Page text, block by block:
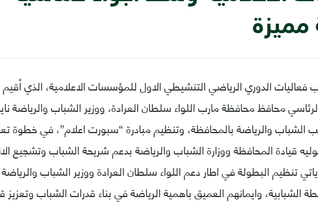
مميزة
الدوري الرياضي التنشيطي الاول للمؤسسات الاعلامية، الذي اُقيم
محافظ محافظة مارب اللواء سلطان العرادة، ووزير الشباب والرياضة
الشباب والرياضة بالمحافظة، وتنظيم مبادرة “سبورت اعلام”، في خطوة
توليه قيادة المحافظة ووزارة الشباب والرياضة بدعم شريحة الشباب وتشجيع
تنظيم البطولة في اطار دعم اللواء سلطان العرادة ووزير الشباب
الشبابية، وايمانهم العميق باهمية الرياضة في بناء قدرات الشباب وتعزيز